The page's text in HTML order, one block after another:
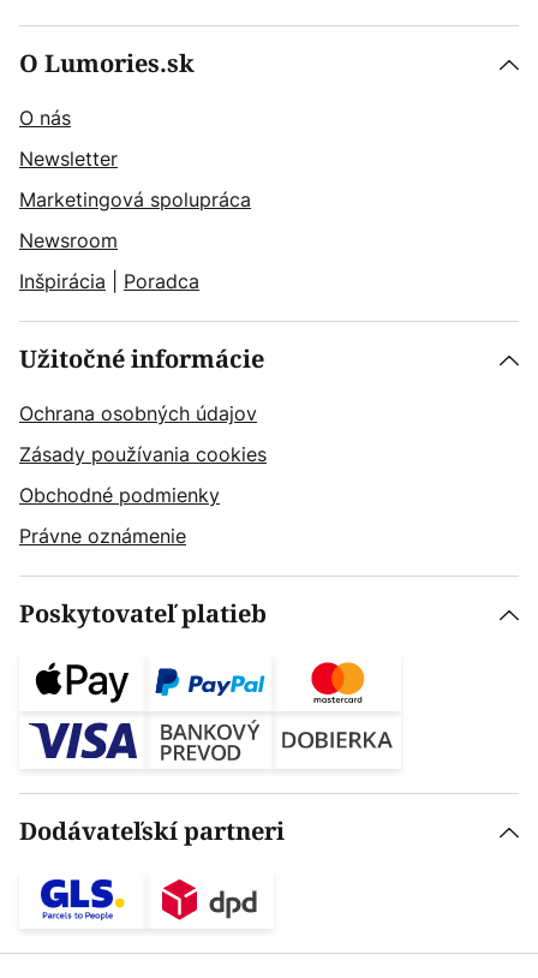
O Lumories.sk
O nás
Newsletter
Marketingová spolupráca
Newsroom
Inšpirácia
Poradca
Užitočné informácie
Ochrana osobných údajov
Zásady používania cookies
Obchodné podmienky
Právne oznámenie
Poskytovateľ platieb
Dodávateľskí partneri